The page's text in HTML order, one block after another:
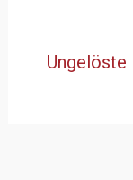
Ungelöste